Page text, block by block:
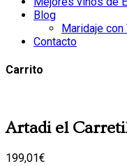
Blog
Maridaje con
Contacto
Carrito
Artadi el
199,01€